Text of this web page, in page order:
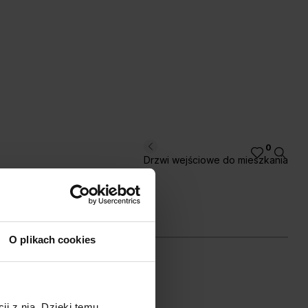
O plikach cookies
Drzwi wejściowe do mieszkania
0
Jackson
Dąb Angielski